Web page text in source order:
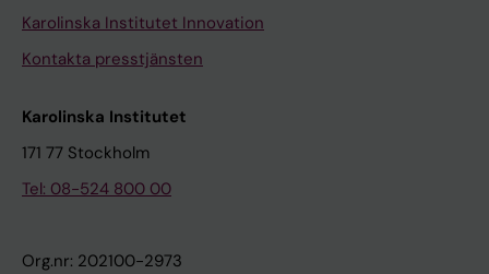
Karolinska Institutet Innovation
Kontakta presstjänsten
Karolinska Institutet
171 77 Stockholm
Tel: 08-524 800 00
Org.nr: 202100-2973